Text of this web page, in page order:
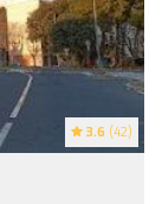
3.6 (42)